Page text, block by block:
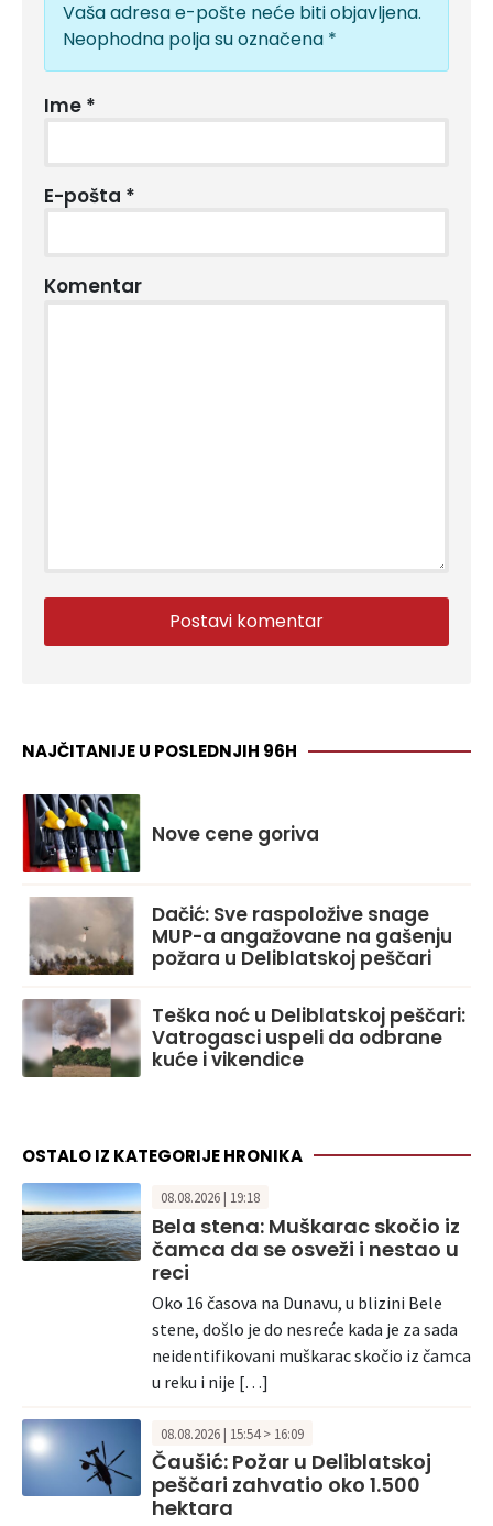
Vaša adresa e-pošte neće biti objavljena.
Neophodna polja su označena *
Ime *
E-pošta *
Komentar
NAJČITANIJE U POSLEDNJIH 96H
Nove cene goriva
Dačić: Sve raspoložive snage
MUP-a angažovane na gašenju
požara u Deliblatskoj peščari
Teška noć u Deliblatskoj peščari:
Vatrogasci uspeli da odbrane
kuće i vikendice
OSTALO IZ KATEGORIJE HRONIKA
08.08.2026 | 19:18
Bela stena: Muškarac skočio iz
čamca da se osveži i nestao u
reci
Oko 16 časova na Dunavu, u blizini Bele
stene, došlo je do nesreće kada je za sada
neidentifikovani muškarac skočio iz čamca
u reku i nije […]
08.08.2026 | 15:54 > 16:09
Čaušić: Požar u Deliblatskoj
peščari zahvatio oko 1.500
hektara